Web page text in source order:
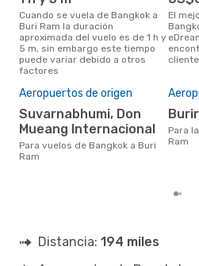
Cuando se vuela de Bangkok a
Buri Ram la duración
aproximada del vuelo es de 1 h y
5 m, sin embargo este tiempo
puede variar debido a otros
factores
El mejor precio para vuelos de
Aeropuertos de origen
Suvarnabhumi, Don
Mueang Internacional
Para vuelos de Bangkok a Buri
Ram
Para la ruta de Bangkok a Buri
Ram
Distancia: 194 miles